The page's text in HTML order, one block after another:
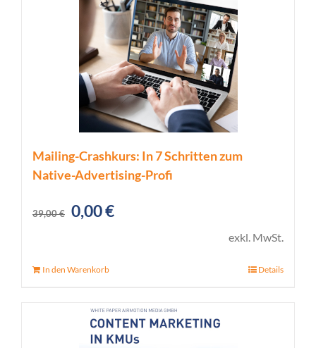
Mailing-Crashkurs: In 7 Schritten zum
Native-Advertising-Profi
39,00€ Ursprünglicher
0,00€Aktueller
exkl. MwSt.
In den Warenkorb Details